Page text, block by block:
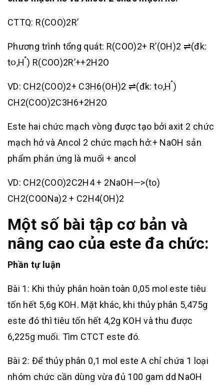
CTTQ: R(COO)2R’
Phương trình tổng quát: R(COO)2+ R’(OH)2 ⇌(đk:
t૦,H ๋) R(COO)2R’++2H2O
VD: CH2(COO)2+ C3H6(OH)2 ⇌(đk: t૦,H ๋)
CH2(COO)2C3H6+2H2O
Este hai chức mạch vòng được tạo bởi axit 2 chức
mạch hở và Ancol 2 chức mạch hở:+ NaOH sản
phẩm phản ứng là muối + ancol
VD: CH2(COO)2C2H4 + 2NaOH—>(to)
CH2(COONa)2 + C2H4(OH)2
Một số bài tập cơ bản và
nâng cao của este đa chức:
Phần tự luận
Bài 1: Khi thủy phân hoàn toàn 0,05 mol este tiêu
tốn hết 5,6g KOH. Mặt khác, khi thủy phân 5,475g
este đó thì tiêu tốn hết 4,2g KOH và thu được
6,225g muối. Tìm CTCT este đó.
Bài 2: Để thủy phân 0,1 mol este A chỉ chứa 1 loại
nhóm chức cần dùng vừa đủ 100 gam dd NaOH